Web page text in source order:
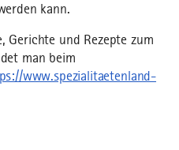
kann.
Gerichte und Rezepte zum
man beim
www.spezialitaetenland-